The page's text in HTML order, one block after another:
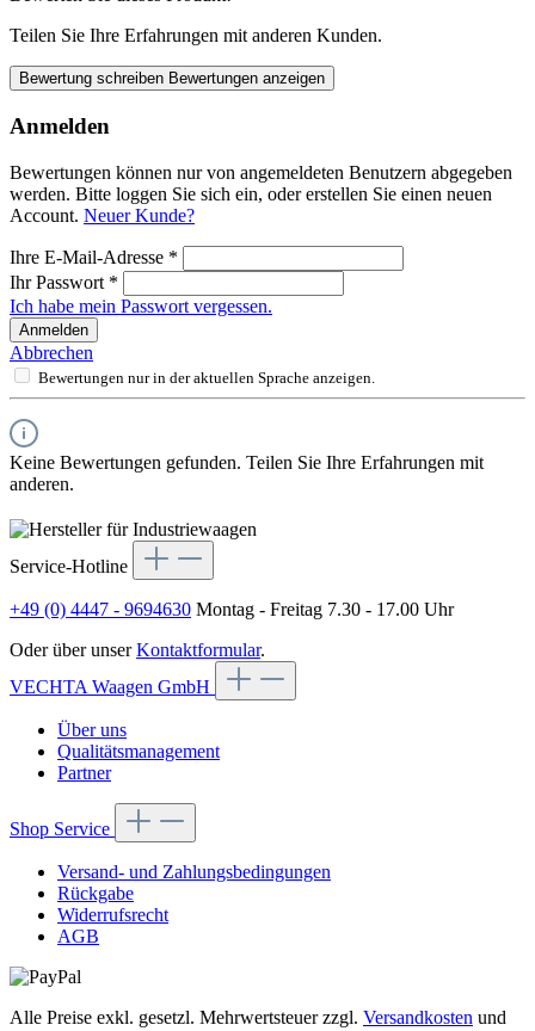
Teilen Sie Ihre Erfahrungen mit anderen Kunden.
Bewertung schreiben Bewertungen anzeigen
Anmelden
Bewertungen können nur von angemeldeten Benutzern abgegeben
werden. Bitte loggen Sie sich ein, oder erstellen Sie einen neuen
Account. Neuer Kunde?
Ihre E-Mail-Adresse *
Ihr Passwort *
Ich habe mein Passwort vergessen.
Anmelden
Abbrechen
Bewertungen nur in der aktuellen Sprache anzeigen.
Keine Bewertungen gefunden. Teilen Sie Ihre Erfahrungen mit
anderen.
Service-Hotline
+49 (0) 4447 - 9694630 Montag - Freitag 7.30 - 17.00 Uhr
Oder über unserKontaktformular.
VECHTA Waagen GmbH
Über uns
Qualitätsmanagement
Partner
Shop Service
Versand- und Zahlungsbedingungen
Rückgabe
Widerrufsrecht
AGB
Alle Preise exkl. gesetzl. Mehrwertsteuer zzgl. Versandkosten und